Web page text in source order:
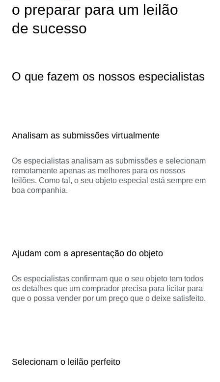
o preparar para um leilão
de sucesso
O que fazem os nossos especialistas
Analisam as submissões virtualmente
Os especialistas analisam as submissões e selecionam
remotamente apenas as melhores para os nossos
leilões. Como tal, o seu objeto especial está sempre em
boa companhia.
Ajudam com a apresentação do objeto
Os especialistas confirmam que o seu objeto tem todos
os detalhes que um comprador precisa para licitar para
que o possa vender por um preço que o deixe satisfeito.
Selecionam o leilão perfeito